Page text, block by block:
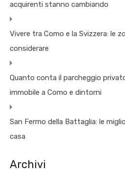
acquirenti stanno cambiando
Vivere tra Como e la Svizzera: le
considerare
Quanto conta il parcheggio
immobile a Como e dintorni
San Fermo della Battaglia: le
casa
Archivi